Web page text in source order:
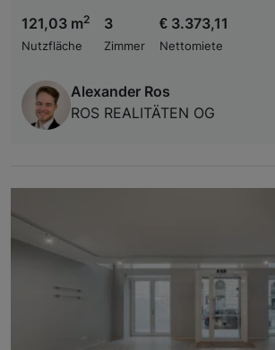
121,03 m2
Nutzfläche
3
Zimmer
€ 3.373,11
Nettomiete
Alexander Ros
ROS REALITÄTEN OG